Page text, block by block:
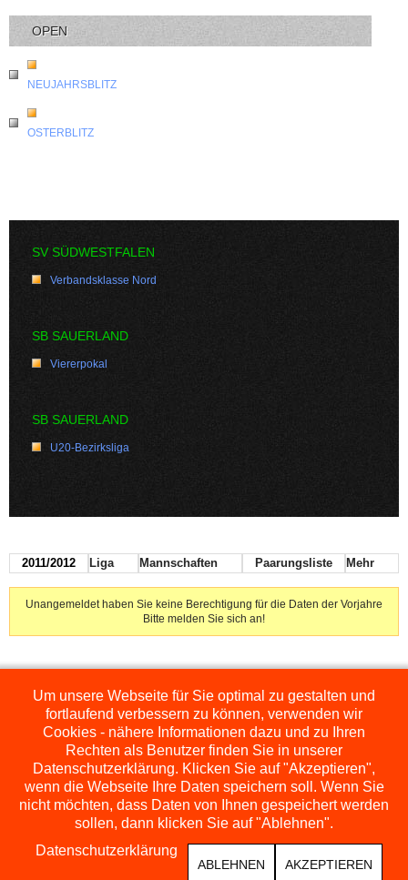
OPEN
NEUJAHRSBLITZ
OSTERBLITZ
SV SÜDWESTFALEN
Verbandsklasse Nord
SB SAUERLAND
Viererpokal
SB SAUERLAND
U20-Bezirksliga
2011/2012 Liga Mannschaften Paarungsliste Mehr
Unangemeldet haben Sie keine Berechtigung für die Daten der Vorjahre
Bitte melden Sie sich an!
Die hier dargestellten Ligen werden extern angezeigt und befinden sich im
Orginal aufhttp://www.schachbezirksauerland.de/635/2/index.php
COPYRIGHT © 2026 SCHACHFREUNDE NEUENRADE
Um unsere Webseite für Sie optimal zu gestalten und
fortlaufend verbessern zu können, verwenden wir
Cookies - nähere Informationen dazu und zu Ihren
Rechten als Benutzer finden Sie in unserer
Datenschutzerklärung. Klicken Sie auf "Akzeptieren",
wenn die Webseite Ihre Daten speichern soll. Wenn Sie
nicht möchten, dass Daten von Ihnen gespeichert werden
sollen, dann klicken Sie auf "Ablehnen".
AKZEPTIEREN
ABLEHNEN
Datenschutzerklärung